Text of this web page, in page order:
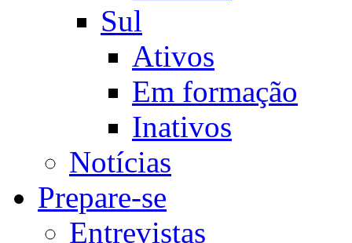
Sul
Ativos
Em formação
Inativos
Notícias
Prepare-se
Entrevistas